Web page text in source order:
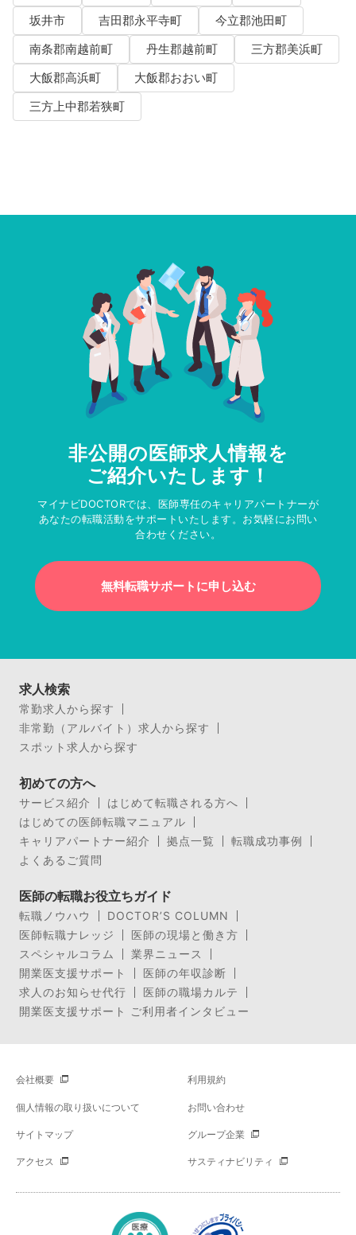
坂井市
吉田郡永平寺町
今立郡池田町
南条郡南越前町
丹生郡越前町
三方郡美浜町
大飯郡高浜町
大飯郡おおい町
三方上中郡若狭町
非公開の医師求人情報を
ご紹介いたします！
マイナビDOCTORでは、医師専任のキャリアパートナーが
あなたの転職活動をサポートいたします。お気軽にお問い
合わせください。
無料転職サポートに申し込む
求人検索
常勤求人から探す
非常勤（アルバイト）求人から探す
スポット求人から探す
初めての方へ
サービス紹介
はじめて転職される方へ
はじめての医師転職マニュアル
キャリアパートナー紹介
拠点一覧
転職成功事例
よくあるご質問
医師の転職お役立ちガイド
転職ノウハウ
DOCTOR’S COLUMN
医師転職ナレッジ
医師の現場と働き方
スペシャルコラム
業界ニュース
開業医支援サポート
医師の年収診断
求人のお知らせ代行
医師の職場カルテ
開業医支援サポート ご利用者インタビュー
会社概要 利用規約
個人情報の取り扱いについて お問い合わせ
サイトマップ グループ企業
アクセス サスティナビリティ